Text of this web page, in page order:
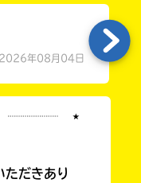
2026年08月04日
⋆
だきあり